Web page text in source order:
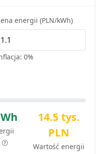
energii (PLN/kWh)
0%
14.5 tys.
PLN
Wartość energii